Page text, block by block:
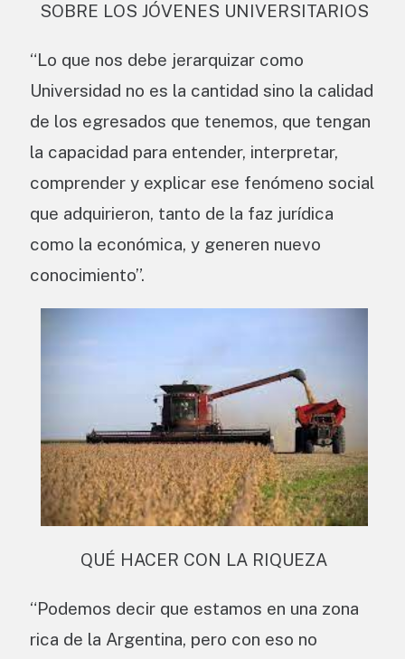
SOBRE LOS JÓVENES UNIVERSITARIOS
“Lo que nos debe jerarquizar como
Universidad no es la cantidad sino la calidad
de los egresados que tenemos, que tengan
la capacidad para entender, interpretar,
comprender y explicar ese fenómeno social
que adquirieron, tanto de la faz jurídica
como la económica, y generen nuevo
conocimiento”.
QUÉ HACER CON LA RIQUEZA
“Podemos decir que estamos en una zona
rica de la Argentina, pero con eso no